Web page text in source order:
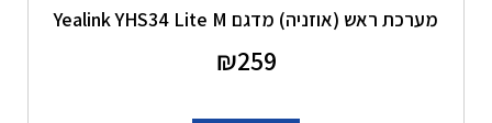
מערכת ראש (אוזניה) מדגם Yealink YHS34 Lite M
₪259